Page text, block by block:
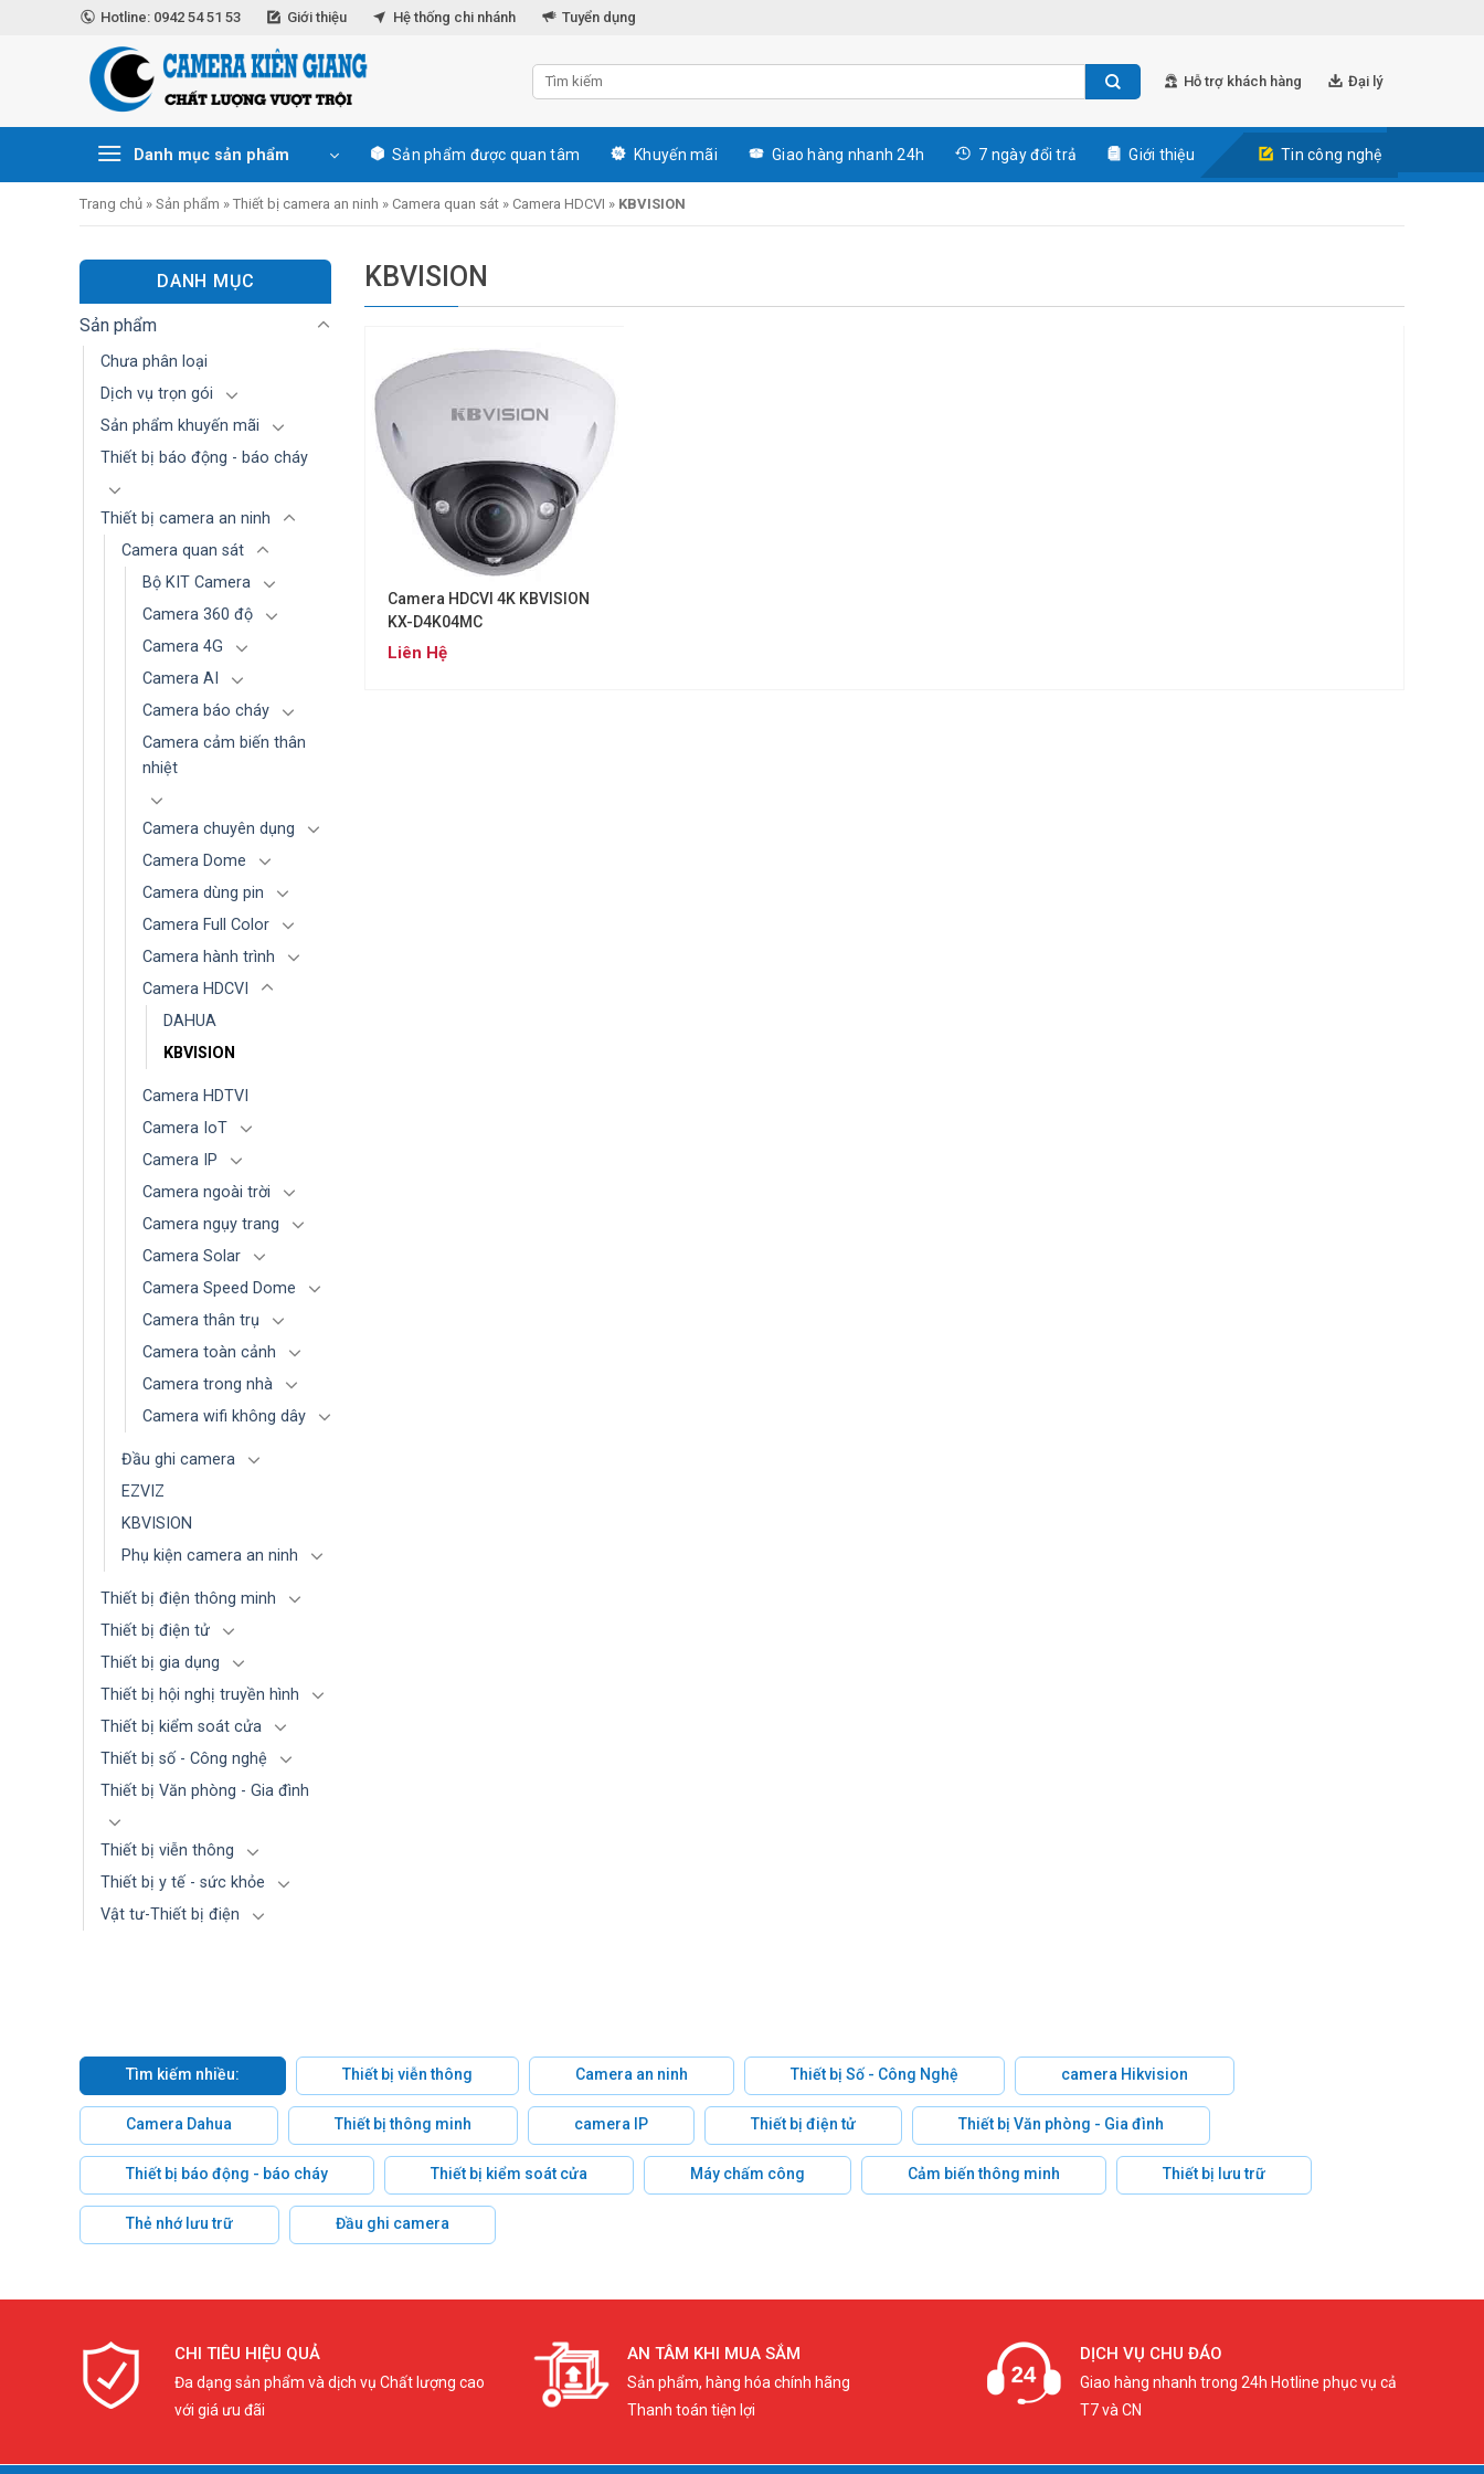
Hotline: 0942 54 51 53 Giới thiệu Hệ thống chi nhánh Tuyển dụng
Hỗ trợ khách hàng Đại lý
Danh mục sản phẩm Sản phẩm được quan tâm Khuyến mãi Giao hàng nhanh 24h 7 ngày đổi trả Giới thiệu Tin công nghệ
Trang chủ » Sản phẩm » Thiết bị camera an ninh » Camera quan sát » Camera HDCVI » KBVISION
DANH MỤC
Sản phẩm
Chưa phân loại
Dịch vụ trọn gói
Sản phẩm khuyến mãi
Thiết bị báo động - báo cháy
Thiết bị camera an ninh
Camera quan sát
Bộ KIT Camera
Camera 360 độ
Camera 4G
Camera AI
Camera báo cháy
Camera cảm biến thân
nhiệt
Camera chuyên dụng
Camera Dome
Camera dùng pin
Camera Full Color
Camera hành trình
Camera HDCVI
DAHUA
KBVISION
Camera HDTVI
Camera IoT
Camera IP
Camera ngoài trời
Camera ngụy trang
Camera Solar
Camera Speed Dome
Camera thân trụ
Camera toàn cảnh
Camera trong nhà
Camera wifi không dây
Đầu ghi camera
EZVIZ
KBVISION
Phụ kiện camera an ninh
Thiết bị điện thông minh
Thiết bị điện tử
Thiết bị gia dụng
Thiết bị hội nghị truyền hình
Thiết bị kiểm soát cửa
Thiết bị số - Công nghệ
Thiết bị Văn phòng - Gia đình
Thiết bị viễn thông
Thiết bị y tế - sức khỏe
Vật tư-Thiết bị điện
KBVISION
Camera HDCVI 4K KBVISION
KX-D4K04MC
Liên Hệ
Tìm kiếm nhiều: Thiết bị viễn thông Camera an ninh Thiết bị Số - Công Nghệ camera Hikvision
Camera Dahua Thiết bị thông minh camera IP Thiết bị điện tử Thiết bị Văn phòng - Gia đình
Thiết bị báo động - báo cháy Thiết bị kiểm soát cửa Máy chấm công Cảm biến thông minh Thiết bị lưu trữ
Thẻ nhớ lưu trữ Đầu ghi camera
CHI TIÊU HIỆU QUẢ
Đa dạng sản phẩm và dịch vụ Chất lượng cao
với giá ưu đãi
AN TÂM KHI MUA SẮM
Sản phẩm, hàng hóa chính hãng
Thanh toán tiện lợi
DỊCH VỤ CHU ĐÁO
Giao hàng nhanh trong 24h Hotline phục vụ cả
T7 và CN